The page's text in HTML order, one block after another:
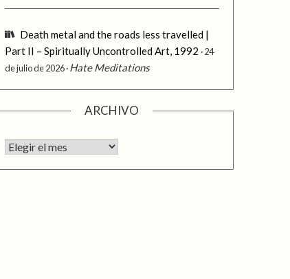
Death metal and the roads less travelled |
Part II – Spiritually Uncontrolled Art, 1992
24
de julio de 2026 Hate Meditations
ARCHIVO
Archivo